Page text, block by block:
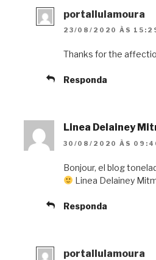
portallulamoura
23/08/2020 ÀS
Thanks for the
Responda
Linea Delainey
30/08/2020 ÀS
Bonjour, el blog
Linea Delainey
Responda
portallulamoura